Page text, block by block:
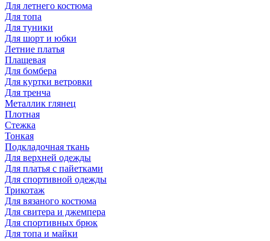
Для летнего костюма
Для топа
Для туники
Для шорт и юбки
Летние платья
Плащевая
Для бомбера
Для куртки ветровки
Для тренча
Металлик глянец
Плотная
Стежка
Тонкая
Подкладочная ткань
Для верхней одежды
Для платья с пайетками
Для спортивной одежды
Трикотаж
Для вязаного костюма
Для свитера и джемпера
Для спортивных брюк
Для топа и майки